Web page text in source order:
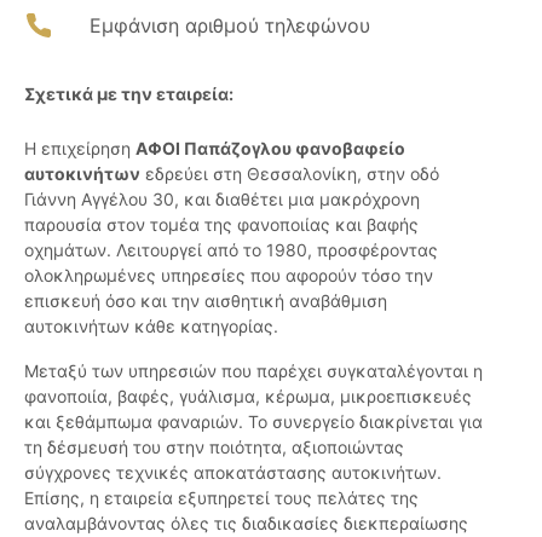
Εμφάνιση αριθμού τηλεφώνου
Σχετικά με την εταιρεία:
Η επιχείρηση ΑΦΟΙ Παπάζογλου φανοβαφείο
αυτοκινήτων εδρεύει στη Θεσσαλονίκη, στην οδό
Γιάννη Αγγέλου 30, και διαθέτει μια μακρόχρονη
παρουσία στον τομέα της φανοποιίας και βαφής
οχημάτων. Λειτουργεί από το 1980, προσφέροντας
ολοκληρωμένες υπηρεσίες που αφορούν τόσο την
επισκευή όσο και την αισθητική αναβάθμιση
αυτοκινήτων κάθε κατηγορίας.
Μεταξύ των υπηρεσιών που παρέχει συγκαταλέγονται η
φανοποιία, βαφές, γυάλισμα, κέρωμα, μικροεπισκευές
και ξεθάμπωμα φαναριών. Το συνεργείο διακρίνεται για
τη δέσμευσή του στην ποιότητα, αξιοποιώντας
σύγχρονες τεχνικές αποκατάστασης αυτοκινήτων.
Επίσης, η εταιρεία εξυπηρετεί τους πελάτες της
αναλαμβάνοντας όλες τις διαδικασίες διεκπεραίωσης